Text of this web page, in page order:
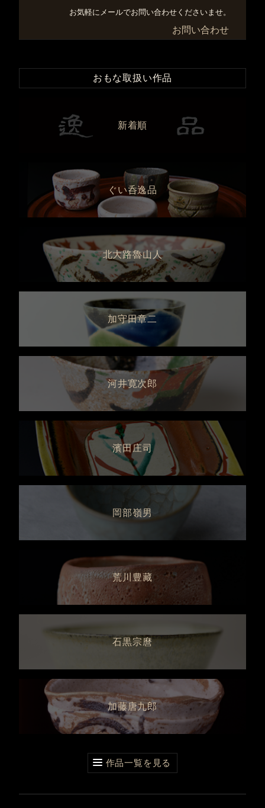
お気軽にメールでお問い合わせくださいませ。
お問い合わせ
おもな取扱い作品
新着順
ぐい呑逸品
北大路魯山人
加守田章二
河井寛次郎
濱田庄司
岡部嶺男
荒川豊藏
石黒宗麿
加藤唐九郎
作品一覧を見る